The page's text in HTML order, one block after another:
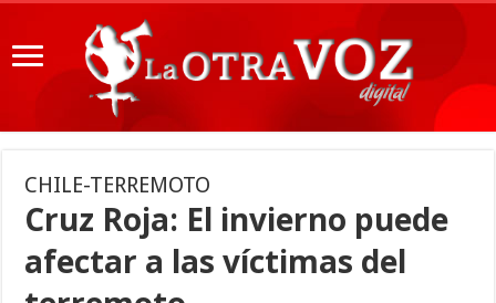
CHILE-TERREMOTO
Cruz Roja: El invierno puede
afectar a las víctimas del